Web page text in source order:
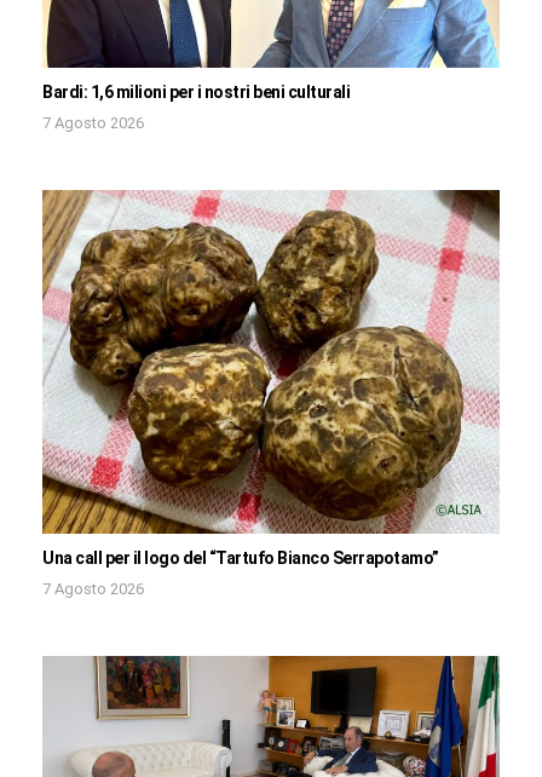
Bardi: 1,6 milioni per i nostri beni culturali
7 Agosto 2026
Una call per il logo del “Tartufo Bianco Serrapotamo”
7 Agosto 2026